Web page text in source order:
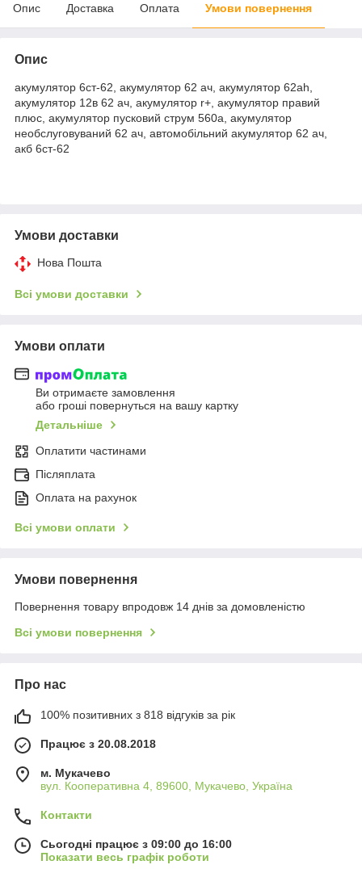
Опис Доставка Оплата Умови повернення
Опис
акумулятор 6ст-62, акумулятор 62 ач, акумулятор 62ah,
акумулятор 12в 62 ач, акумулятор r+, акумулятор правий
плюс, акумулятор пусковий струм 560а, акумулятор
необслуговуваний 62 ач, автомобільний акумулятор 62 ач,
акб 6ст-62
Умови доставки
Нова Пошта
Всі умови доставки
Умови оплати
Ви отримаєте замовлення
або гроші повернуться на вашу картку
Детальніше
Оплатити частинами
Післяплата
Оплата на рахунок
Всі умови оплати
Умови повернення
Повернення товару впродовж 14 днів за домовленістю
Всі умови повернення
Про нас
100% позитивних з 818 відгуків за рік
Працює з 20.08.2018
м. Мукачево
вул. Кооперативна 4, 89600, Мукачево, Україна
Контакти
Сьогодні працює з 09:00 до 16:00
Показати весь графік роботи